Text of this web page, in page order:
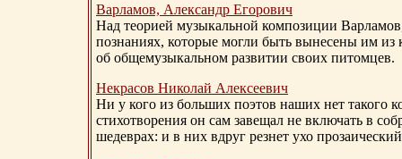
Варламов, Александр Егорович
Над теорией музыкальной композиции
познаниях, которые могли быть вынесены им из
об общемузыкальном развитии своих питомцев.
Некрасов Николай Алексеевич
Ни у кого из больших поэтов наших нет такого
стихотворения он сам завещал не включать в
шедеврах: и в них вдруг резнет ухо